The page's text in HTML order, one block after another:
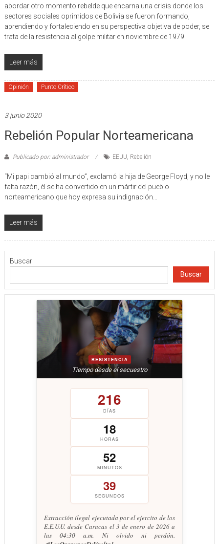
abordar otro momento rebelde que encarna una crisis donde los
sectores sociales oprimidos de Bolivia se fueron formando,
aprendiendo y fortaleciendo en su perspectiva objetiva de poder, se
trata de la resistencia al golpe militar en noviembre de 1979
Leer más
Opinión Punto Crítico
3 junio 2020
Rebelión Popular Norteamericana
Publicado por: administrador EEUU Rebelión
“Mi papi cambió al mundo”, exclamó la hija de George Floyd, y no le
falta razón, él se ha convertido en un mártir del pueblo
norteamericano que hoy expresa su indignación…
Leer más
Buscar
Buscar
RESISTENCIA
Tiempo desde el secuestro
216
DÍAS
18
HORAS
52
MINUTOS
39
SEGUNDOS
Extracción ilegal ejecutada por el ejercito de los
E.E.U.U. desde Caracas el 3 de enero de 2026 a
las 04:30 a.m. Ni olvido ni perdón.